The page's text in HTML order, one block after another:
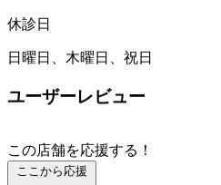
休診日
日曜日、木曜日、祝日
ユーザーレビュー
この店舗を応援する！
ここから応援